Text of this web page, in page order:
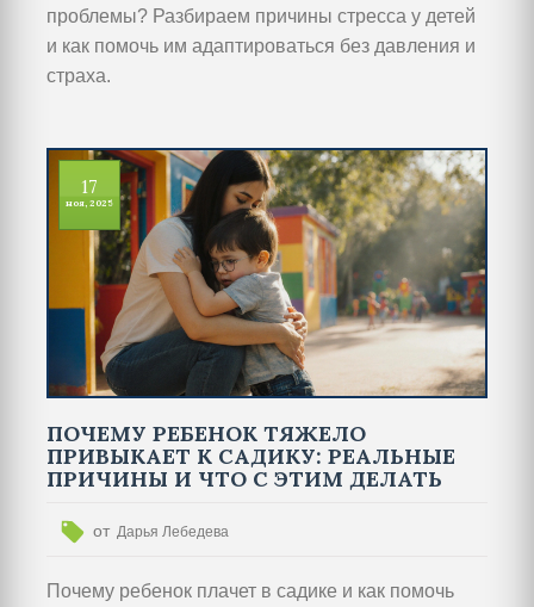
проблемы? Разбираем причины стресса у детей
и как помочь им адаптироваться без давления и
страха.
17
ноя, 2025
ПОЧЕМУ РЕБЕНОК ТЯЖЕЛО
ПРИВЫКАЕТ К САДИКУ: РЕАЛЬНЫЕ
ПРИЧИНЫ И ЧТО С ЭТИМ ДЕЛАТЬ
от Дарья Лебедева
Почему ребенок плачет в садике и как помочь